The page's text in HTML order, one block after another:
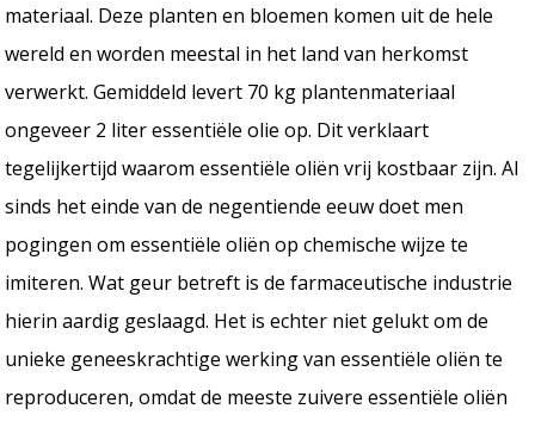
materiaal. Deze planten en bloemen komen uit de hele
wereld en worden meestal in het land van herkomst
verwerkt. Gemiddeld levert 70 kg plantenmateriaal
ongeveer 2 liter essentiële olie op. Dit verklaart
tegelijkertijd waarom essentiële oliën vrij kostbaar zijn. Al
sinds het einde van de negentiende eeuw doet men
pogingen om essentiële oliën op chemische wijze te
imiteren. Wat geur betreft is de farmaceutische industrie
hierin aardig geslaagd. Het is echter niet gelukt om de
unieke geneeskrachtige werking van essentiële oliën te
reproduceren, omdat de meeste zuivere essentiële oliën